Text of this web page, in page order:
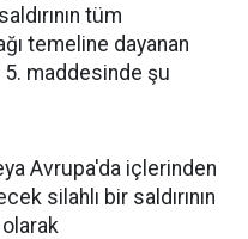
tüm
temeline dayanan
5. maddesinde şu
Avrupa'da içlerinden
silahlı bir saldırının